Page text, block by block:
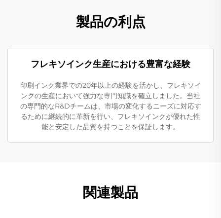
製品の利点
フレキソインク生産における豊富な経験
印刷インク業界での20年以上の経験を活かし、フレキソイ
ンクの生産において強力な専門知識を確立しました。当社
の専門的なR&Dチームは、市場の変化するニーズに対応す
るために継続的に革新を行い、フレキソインクが優れた性
能と安定した品質を持つことを保証します。
関連製品